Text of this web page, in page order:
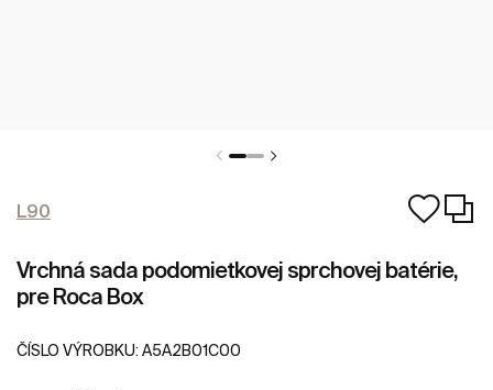
L90
Vrchná sada podomietkovej sprchovej batérie,
pre Roca Box
ČÍSLO VÝROBKU: A5A2B01C00